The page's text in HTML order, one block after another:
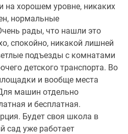
на хорошем уровне, никаких
нормальные
рады, что нашли это
спокойно, никакой лишней
подъезды с комнатами
детского транспорта. Во
и вообще места
машин отдельно
и бесплатная.
Будет своя школа в
сад уже работает